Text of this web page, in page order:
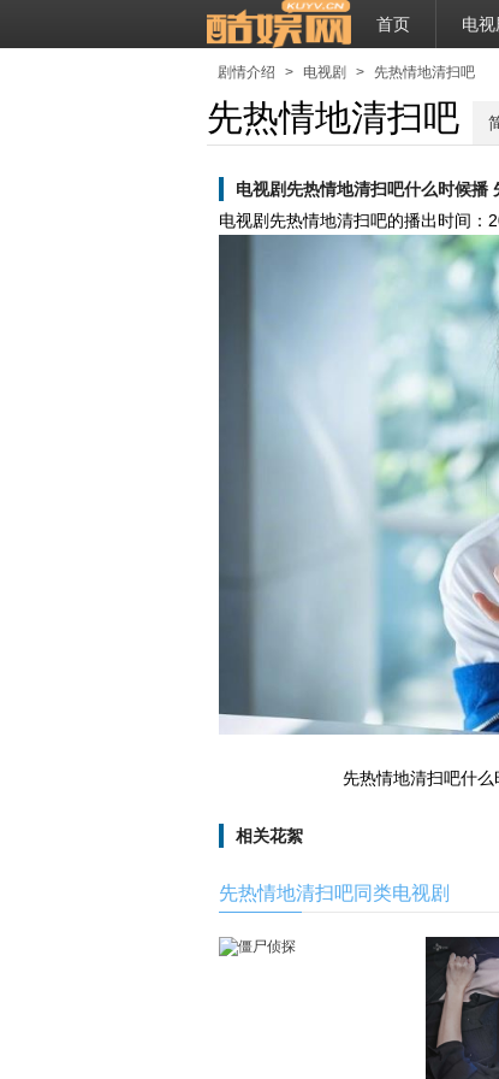
首页 电视
剧情介绍 > 电视剧 > 先热情地清扫吧
先热情地清扫吧
电视剧先热情地清扫吧什么时候播
电视剧先热情地清扫吧的播出时间：
先热情地清扫吧什
相关花絮
先热情地清扫吧同类电视剧